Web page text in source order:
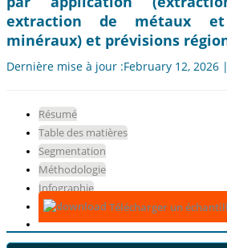
extraction de métaux
minéraux) et prévisions
Dernière mise à jour :February 12,
Résumé
Table des matières
Segmentation
Méthodologie
Infographie
Télécharger un